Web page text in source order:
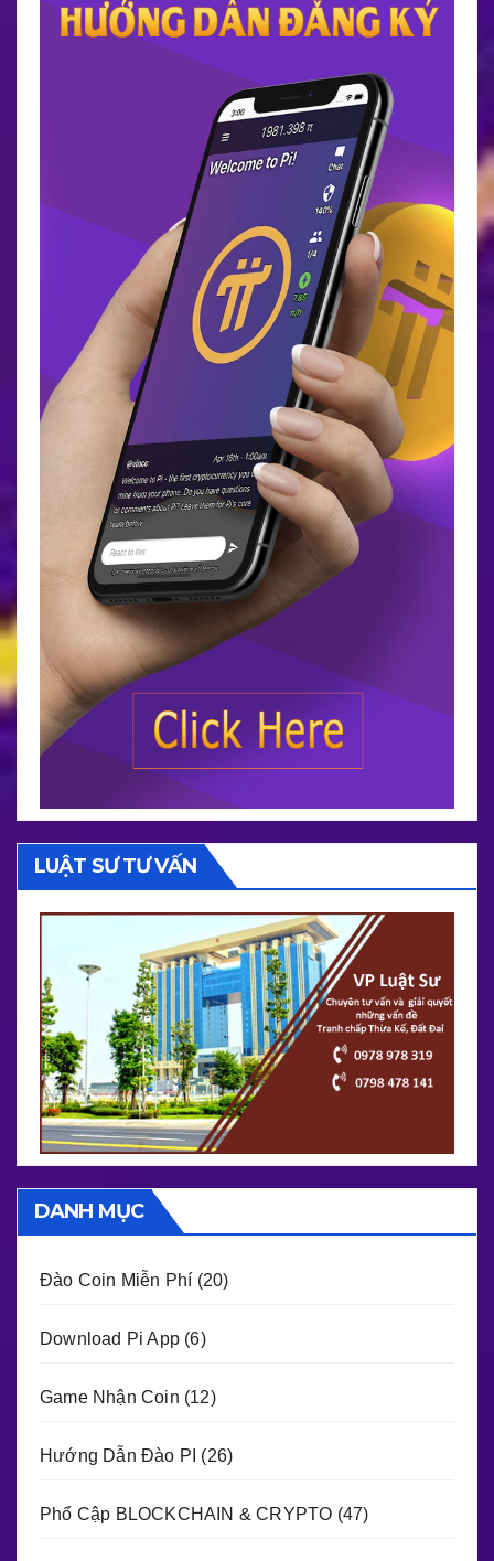
LUẬT SƯ TƯ VẤN
DANH MỤC
Đào Coin Miễn Phí (20)
Download Pi App (6)
Game Nhận Coin (12)
Hướng Dẫn Đào PI (26)
Phổ Cập BLOCKCHAIN & CRYPTO (47)